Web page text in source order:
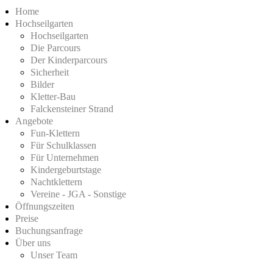
Home
Hochseilgarten
Hochseilgarten
Die Parcours
Der Kinderparcours
Sicherheit
Bilder
Kletter-Bau
Falckensteiner Strand
Angebote
Fun-Klettern
Für Schulklassen
Für Unternehmen
Kindergeburtstage
Nachtklettern
Vereine - JGA - Sonstige
Öffnungszeiten
Preise
Buchungsanfrage
Über uns
Unser Team